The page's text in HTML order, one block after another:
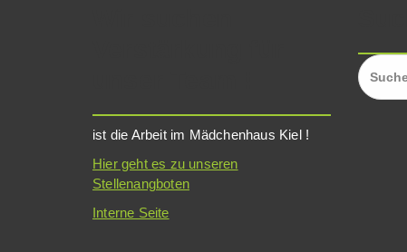
ist die Arbeit im Mädchenhaus Kiel !
Hier geht es zu unseren
Stellenangboten
Interne Seite
Suchen
nach: